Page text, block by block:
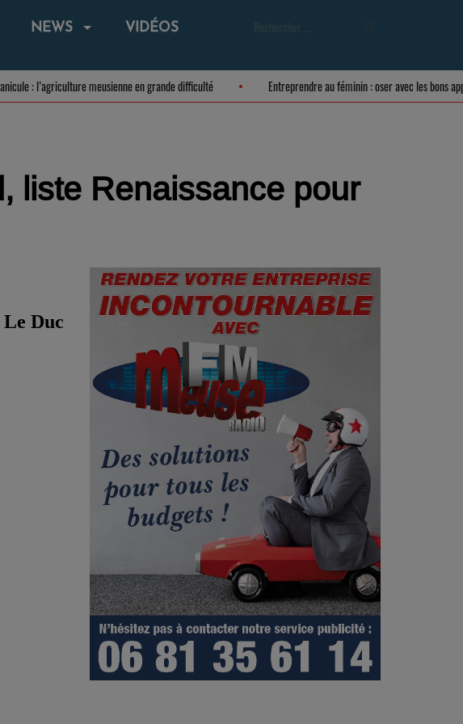
NEWS VIDÉOS
et canicule : l’agriculture meusienne en grande difficulté Entreprendre au féminin : oser avec les
liste Renaissance pour
Duc